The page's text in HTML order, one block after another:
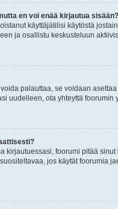
en voi enää kirjautua
käyttäjätilisi käytöstä
ja osallistu keskusteluun
palauttaa, se voidaan
uudelleen, ota yhteyttä foorumin
kirjautuessasi, foorumi pitää
jos käytät foorumia